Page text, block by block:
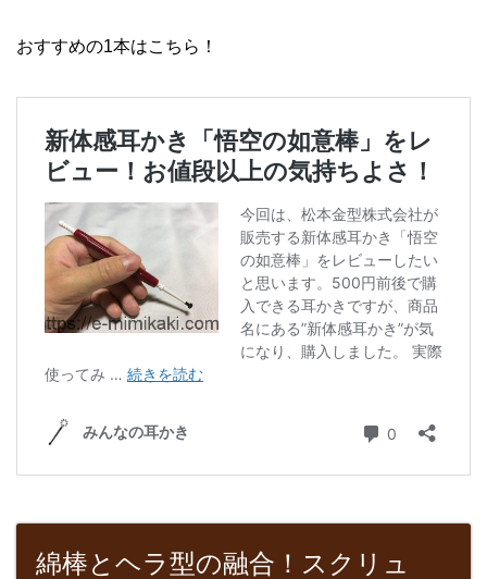
おすすめの1本はこちら！
綿棒とヘラ型の融合！スクリュ